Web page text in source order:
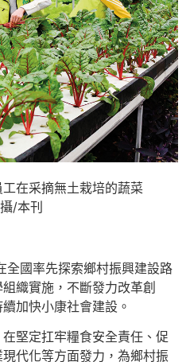
在采摘無土栽培的蔬菜
攝/本刊
全國率先探索鄉村振興建設路
織實施，不斷發力改革創
加快小康社會建設。
堅定扛牢糧食安全責任、促
代化等方面發力，為鄉村振